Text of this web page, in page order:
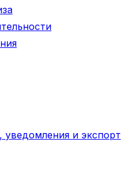
уведомления и экспорт